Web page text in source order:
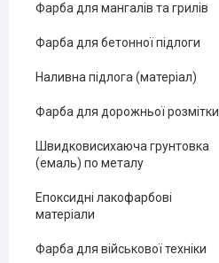
Фарба для мангалів та грилів
Фарба для бетонної підлоги
Наливна підлога (матеріал)
Фарба для дорожньої розмітки
Швидковисихаюча грунтовка
(емаль) по металу
Епоксидні лакофарбові
матеріали
Фарба для військової техніки